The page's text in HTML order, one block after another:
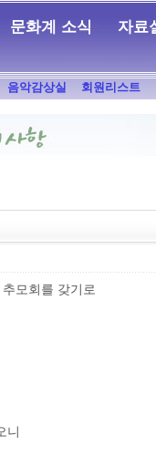
문화계 소식 자료
음악감상실 회원리스트
모회를 갖기로
니